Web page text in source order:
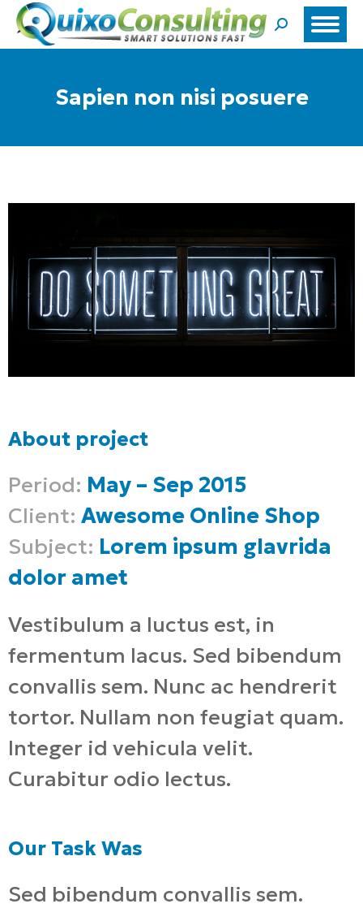
Search:
Sapien non nisi posuere
About project
Period: May – Sep 2015
Client: Awesome Online Shop
Subject: Lorem ipsum glavrida
dolor amet
Vestibulum a luctus est, in
fermentum lacus. Sed bibendum
convallis sem. Nunc ac hendrerit
tortor. Nullam non feugiat quam.
Integer id vehicula velit.
Curabitur odio lectus.
Our Task Was
Sed bibendum convallis sem.